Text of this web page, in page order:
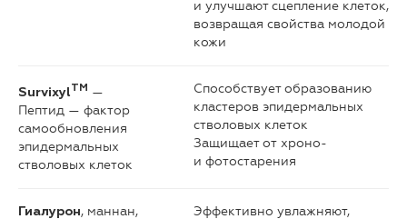
и улучшают сцепление клеток,
возвращая свойства молодой
кожи
SurvixylTM —
Пептид — фактор
самообновления
эпидермальных
стволовых клеток
Способствует образованию
кластеров эпидермальных
стволовых клеток
Защищает от хроно-
и фотостарения
Гиалурон, маннан, Эффективно увлажняют,